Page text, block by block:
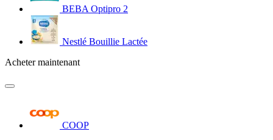
BEBA Optipro 2
Nestlé Bouillie Lactée
Acheter maintenant
COOP